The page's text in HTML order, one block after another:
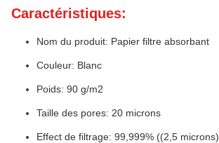
Caractéristiques:
Nom du produit: Papier filtre absorbant
Couleur: Blanc
Poids: 90 g/m2
Taille des pores: 20 microns
Effect de filtrage: 99,999% ((2,5 microns)